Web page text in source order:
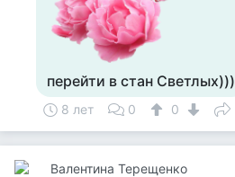
перейти в стан Светлых)))
8 лет 0 0
Валентина Терещенко